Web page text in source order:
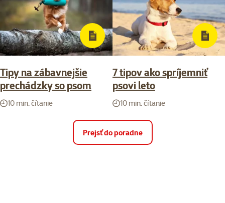
Tipy na zábavnejšie
prechádzky so psom
10 min. čítanie
7 tipov ako spríjemniť
psovi leto
10 min. čítanie
Prejsť do poradne